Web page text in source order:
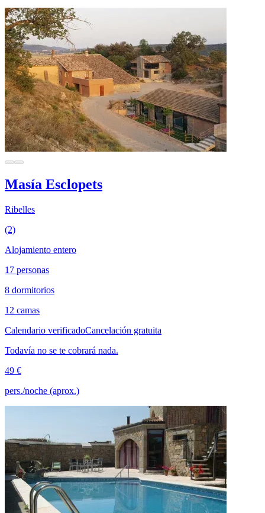
Masía Esclopets
Ribelles
(2)
Alojamiento entero
17 personas
8 dormitorios
12 camas
Calendario verificadoCancelación gratuita
Todavía no se te cobrará nada.
49 €
pers./noche (aprox.)